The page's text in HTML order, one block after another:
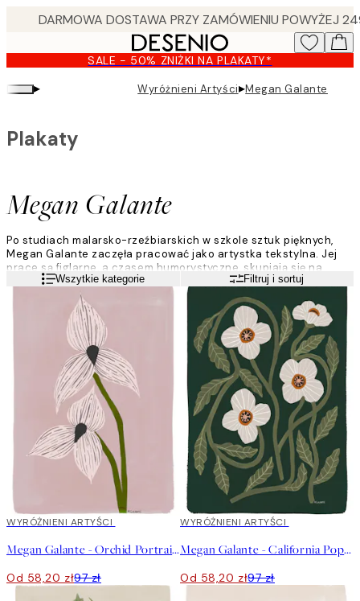
content.
SALE - 50% ZNIŻKI NA PLAKATY*
▸ Wyróżnieni Artyści▸Megan Galante
Megan Galante
Plakaty
Po studiach malarsko-rzeźbiarskich w szkole sztuk pięknych,
Megan Galante zaczęła pracować jako artystka tekstylna. Jej
prace są figlarne, a czasem humorystyczne, skupiają się na
ruchu i kolorze, głównie przez pryzmat tematów botanicznych.
Inspiruje ją natura oraz nauka o historii i symbolice kwiatów.
Czytaj więcejWszytkie kategorie Filtruj i sortuj
40%*
WYRÓŻNIENI ARTYŚCI
Megan Galante - Orchid Portrait Plakat
Od 58,20 zł97 zł
40%*
WYRÓŻNIENI ARTYŚCI
Megan Galante - California Poppy Plakat
Od 58,20 zł97 zł